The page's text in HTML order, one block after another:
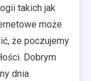
takich jak
może
że poczujemy
Dobrym
dnia